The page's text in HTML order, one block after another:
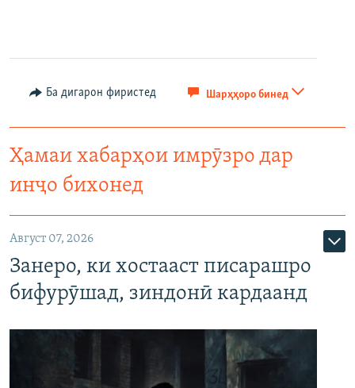
Ба дигарон фиристед Шарҳҳоро бинед
Ҳамаи хабарҳои имрӯзро дар
инҷо бихонед
Август 07, 2026
Занеро, ки хостааст писарашро
бифурӯшад, зиндонӣ кардаанд